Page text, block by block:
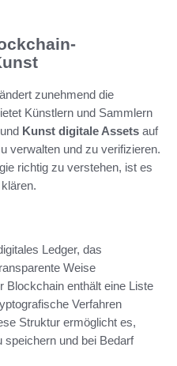
zunehmend die
Künstlern und Sammlern
und Kunst digitale Assets auf
verwalten und zu verifizieren.
richtig zu verstehen, ist es
Ledger, das
Weise
Blockchain enthält eine Liste
Verfahren
Struktur ermöglicht es,
speichern und bei Bedarf